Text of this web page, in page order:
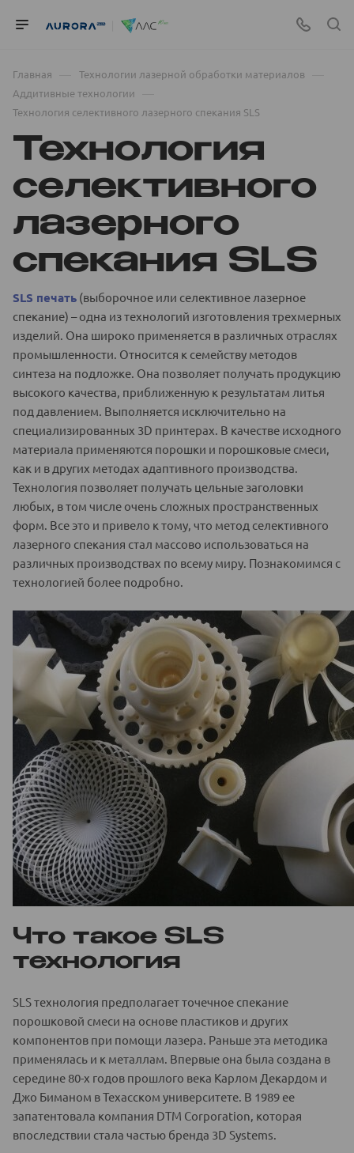
Главная Технологии лазерной обработки материалов
Аддитивные технологии
Технология селективного лазерного спекания SLS
Технология
селективного
лазерного
спекания SLS
SLS печать (выборочное или селективное лазерное
спекание) – одна из технологий изготовления трехмерных
изделий. Она широко применяется в различных отраслях
промышленности. Относится к семейству методов
синтеза на подложке. Она позволяет получать продукцию
высокого качества, приближенную к результатам литья
под давлением. Выполняется исключительно на
специализированных 3D принтерах. В качестве исходного
материала применяются порошки и порошковые смеси,
как и в других методах адаптивного производства.
Технология позволяет получать цельные заголовки
любых, в том числе очень сложных пространственных
форм. Все это и привело к тому, что метод селективного
лазерного спекания стал массово использоваться на
различных производствах по всему миру. Познакомимся с
технологией более подробно.
Что такое SLS
технология
SLS технология предполагает точечное спекание
порошковой смеси на основе пластиков и других
компонентов при помощи лазера. Раньше эта методика
применялась и к металлам. Впервые она была создана в
середине 80-х годов прошлого века Карлом Декардом и
Джо Биманом в Техасском университете. В 1989 ее
запатентовала компания DTM Corporation, которая
впоследствии стала частью бренда 3D Systems.